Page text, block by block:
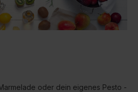
oder dein eigenes Pesto -